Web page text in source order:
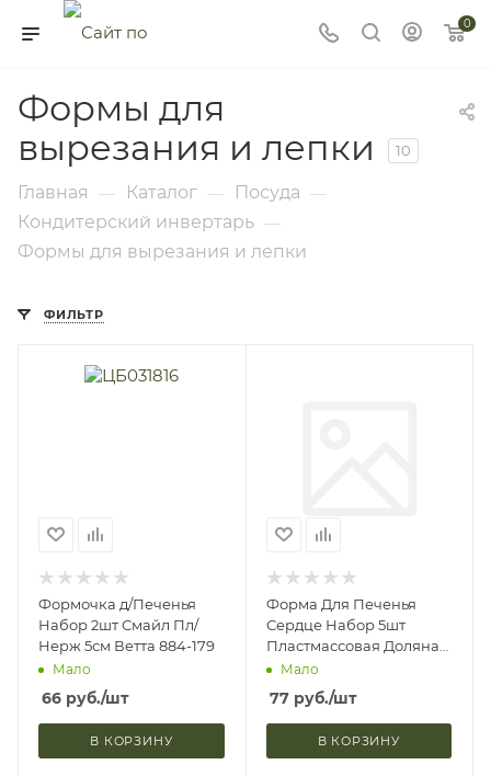
0
Формы для
вырезания и лепки
10
Главная — Каталог — Посуда —
Кондитерский инвертарь —
Формы для вырезания и лепки
ФИЛЬТР
Формочка д/Печенья
Набор 2шт Смайл Пл/
Нерж 5см Ветта 884-179
Мало
66 руб./шт
В КОРЗИНУ
Форма Для Печенья
Сердце Набор 5шт
Пластмассовая Доляна
114627 (1/288)
Мало
77руб./шт
В КОРЗИНУ